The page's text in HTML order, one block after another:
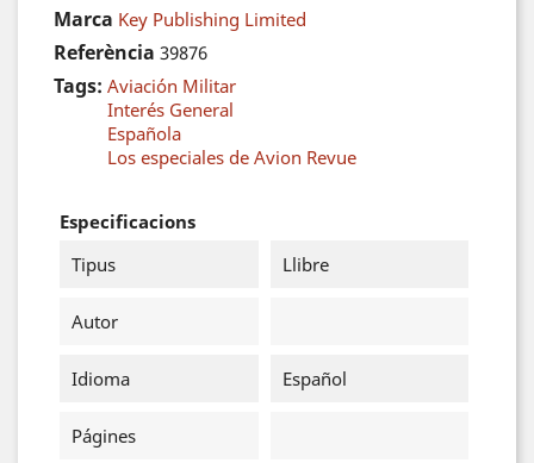
Marca Key Publishing Limited
Referència 39876
Tags: Aviación Militar
Interés General
Española
Los especiales de Avion Revue
Especificacions
Tipus
Llibre
Autor
Idioma Español
Págines